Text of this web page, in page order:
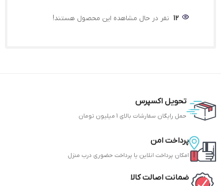
12 نفر در حال مشاهده این محصول هستند!
تحویل اکسپرس
حمل رایگان سفارشات بالای 1 میلیون تومان
پرداخت امن
امکان پرداخت انلاین یا پرداخت حضوری درب منزل
ضمانت اصالت کالا